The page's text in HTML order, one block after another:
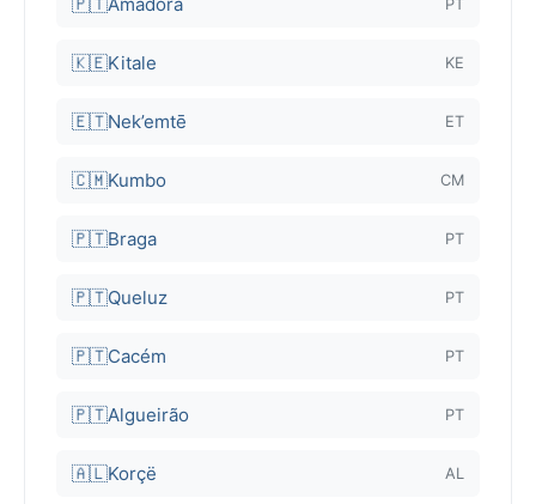
PT
🇰🇪Kitale KE
🇪🇹Nek’emtē ET
🇨🇲Kumbo CM
🇵🇹Braga PT
🇵🇹Queluz PT
🇵🇹Cacém PT
🇵🇹Algueirão PT
🇦🇱Korçë AL